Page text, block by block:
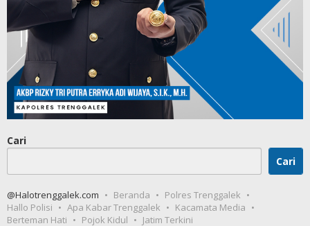
Cari
Cari
@Halotrenggalek.com Beranda
Polres Trenggalek
Hallo Polisi
Apa Kabar Trenggalek
Kacamata Media
Berteman Hati
Pojok Kidul Jatim Terkini